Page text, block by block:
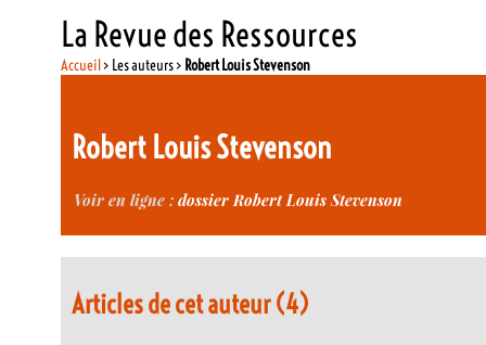
La Revue des Ressources
Accueil> Les auteurs > Robert Louis Stevenson
Robert Louis Stevenson
Voir en ligne : dossier Robert Louis Stevenson
Articles de cet auteur (4)